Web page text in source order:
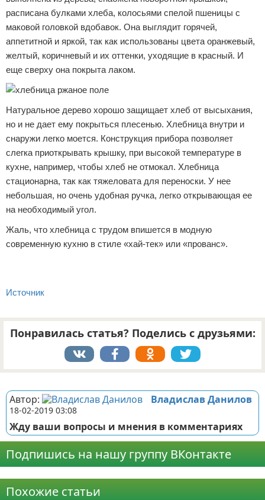
расписана булками хлеба, колосьями спелой пшеницы с
маковой головкой вдобавок. Она выглядит горячей,
аппетитной и яркой, так как использованы цвета оранжевый,
желтый, коричневый и их оттенки, уходящие в красный. И
еще сверху она покрыта лаком.
Натуральное дерево хорошо защищает хлеб от высыхания,
но и не дает ему покрыться плесенью. Хлебница внутри и
снаружи легко моется. Конструкция прибора позволяет
слегка приоткрывать крышку, при высокой температуре в
кухне, например, чтобы хлеб не отмокал. Хлебница
стационарна, так как тяжеловата для переноски. У нее
небольшая, но очень удобная ручка, легко открывающая ее
на необходимый угол.
Жаль, что хлебница с трудом впишется в модную
современную кухню в стиле «хай-тек» или «прованс».
Источник
Понравилась статья? Поделись с друзьями:
Автор: Владислав Данилов
18-02-2019 03:08
Жду ваши вопросы и мнения в комментариях
Подпишись на нашу группу ВКонтакте
Похожие статьи